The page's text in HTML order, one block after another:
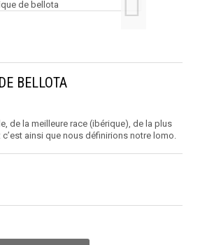
BELLOTA
de la meilleure race (ibérique), de la plus
ainsi que nous définirions notre lomo.